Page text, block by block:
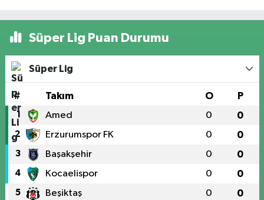
Süper Lig Puan Durumu
Süper Lig
# Takım O P
1 Amed 0 0
2 Erzurumspor FK 0 0
3 Başakşehir 0 0
4 Kocaelispor 0 0
5 Beşiktaş 0 0